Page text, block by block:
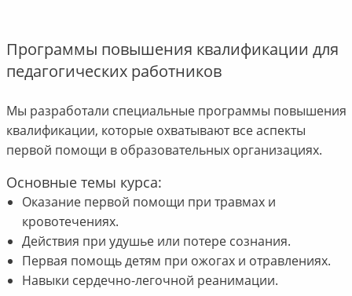
Программы повышения квалификации для
педагогических работников
Мы разработали специальные программы повышения
квалификации, которые охватывают все аспекты
первой помощи в образовательных организациях.
Основные темы курса:
Оказание первой помощи при травмах и
кровотечениях.
Действия при удушье или потере сознания.
Первая помощь детям при ожогах и отравлениях.
Навыки сердечно-легочной реанимации.